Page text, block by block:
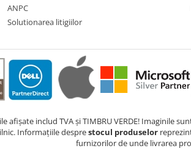
ANPC
Solutionarea litigiilor
afișate includ TVA și TIMBRU VERDE! Imaginile
Informațiile desprestocul produselor
furnizorilor de unde livrarea